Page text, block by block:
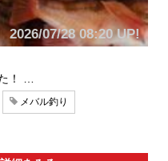
2026/07/28 08:20 UP!
！ …
メバル釣り